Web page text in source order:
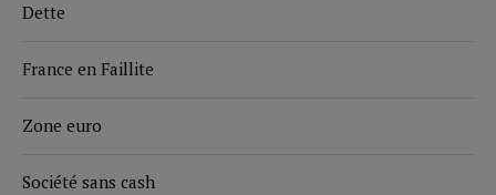
Dette
France en Faillite
Zone euro
Société sans cash